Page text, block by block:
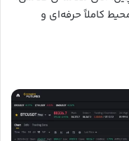
کاملاً حرفه‌ای و